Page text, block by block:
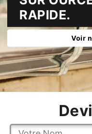
RAPIDE.
Voir